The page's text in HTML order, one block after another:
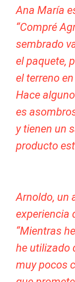
Ana María
“Compré
sembrado
el paquete,
el terreno
Hace
es
y tienen un
producto
Arnoldo, un
experiencia
“Mientras
he utilizado
muy pocos